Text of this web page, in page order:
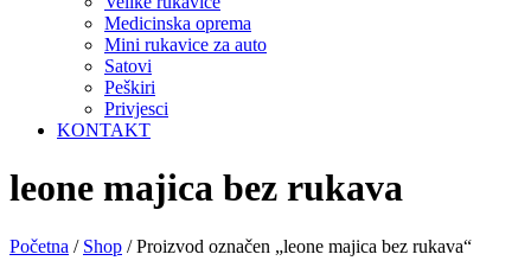
Medicinska oprema
Mini rukavice za auto
Satovi
Peškiri
Privjesci
KONTAKT
leone majica bez rukava
Početna / Shop / Proizvod označen „leone majica bez rukava“